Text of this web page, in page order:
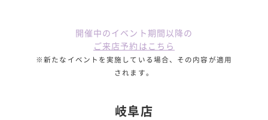
開催中のイベント期間以降の
ご来店予約はこちら
※新たなイベントを実施している場合、その内容が適用
されます。
岐阜店